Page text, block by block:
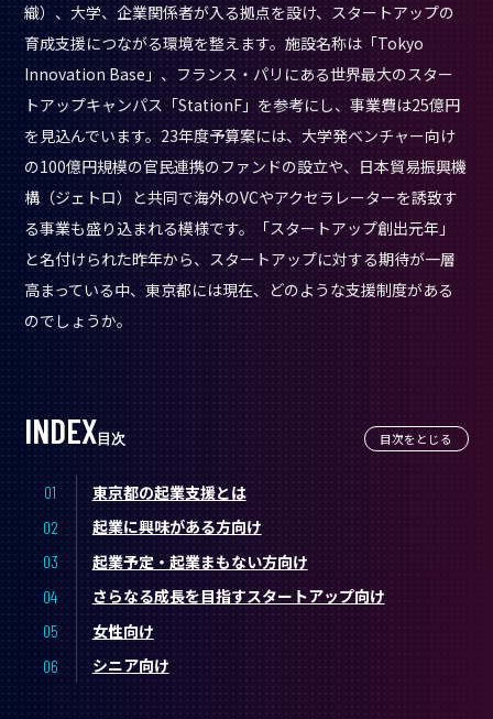
織）、大学、企業関係者が入る拠点を設け、スタートアップの
育成支援につながる環境を整えます。施設名称は「Tokyo
Innovation Base」、フランス・パリにある世界最大のスター
トアップキャンパス「StationF」を参考にし、事業費は25億円
を見込んでいます。23年度予算案には、大学発ベンチャー向け
の100億円規模の官民連携のファンドの設立や、日本貿易振興機
構（ジェトロ）と共同で海外のVCやアクセラレーターを誘致す
る事業も盛り込まれる模様です。「スタートアップ創出元年」
と名付けられた昨年から、スタートアップに対する期待が一層
高まっている中、東京都には現在、どのような支援制度がある
のでしょうか。
目次 目次をとじる
東京都の起業支援とは
起業に興味がある方向け
起業予定・起業まもない方向け
さらなる成長を目指すスタートアップ向け
女性向け
シニア向け